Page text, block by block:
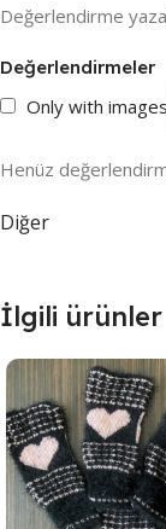
Değerlendirmeler
Only with images
Henüz
Değerlendirme
Diğer
İlgili ürünler